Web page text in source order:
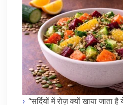
“सर्दियों में रोज़ क्यों खाया